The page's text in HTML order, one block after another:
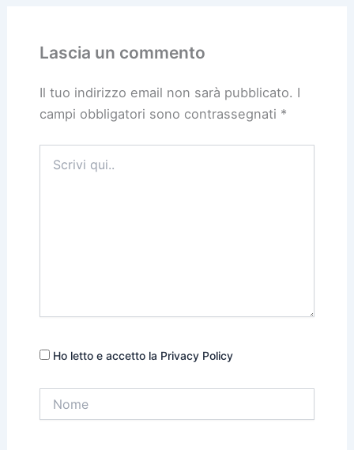
Lascia un commento
Il tuo indirizzo email non sarà pubblicato. I
campi obbligatori sono contrassegnati *
qui..
Ho letto e accetto la Privacy Policy